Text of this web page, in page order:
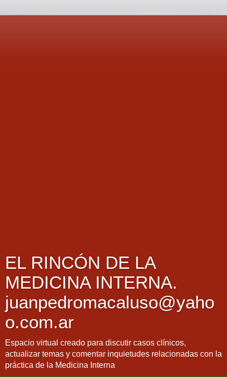
EL RINCÓN DE LA
MEDICINA INTERNA.
juanpedromacaluso@yaho
o.com.ar
Espacio virtual creado para discutir casos clínicos,
actualizar temas y comentar inquietudes relacionadas con la
práctica de la Medicina Interna